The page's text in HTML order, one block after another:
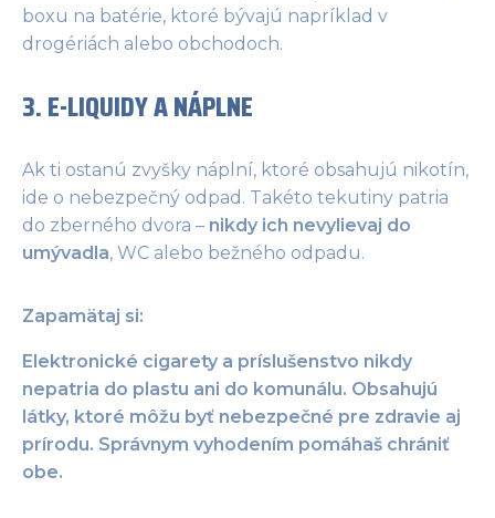
boxu na batérie, ktoré bývajú napríklad v
drogériách alebo obchodoch.
3. E-LIQUIDY A NÁPLNE
Ak ti ostanú zvyšky náplní, ktoré obsahujú nikotín,
ide o nebezpečný odpad. Takéto tekutiny patria
do zberného dvora – nikdy ich nevylievaj do
umývadla, WC alebo bežného odpadu.
Zapamätaj si:
Elektronické cigarety a príslušenstvo nikdy
nepatria do plastu ani do komunálu. Obsahujú
látky, ktoré môžu byť nebezpečné pre zdravie aj
prírodu. Správnym vyhodením pomáhaš chrániť
obe.